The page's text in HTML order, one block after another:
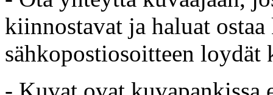
kiinnostavat ja haluat
sähkopostiosoitteen loydät